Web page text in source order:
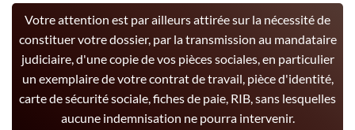
Votre attention est par ailleurs attirée sur la nécessité de
constituer votre dossier, par la transmission au mandataire
judiciaire, d'une copie de vos pièces sociales, en particulier
un exemplaire de votre contrat de travail, pièce d'identité,
carte de sécurité sociale, fiches de paie, RIB, sans lesquelles
aucune indemnisation ne pourra intervenir.